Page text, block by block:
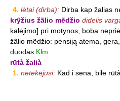
4. lėtai (dirba): Dirba kap žalias
krỹžius žãlio mẽdžio didelis
kalėjimo] pri motynos, boba
žãlio mẽdžio: pensiją atema,
duodas Klm.
rūtà žalià
1. netekėjusi: Kad i sena, bile